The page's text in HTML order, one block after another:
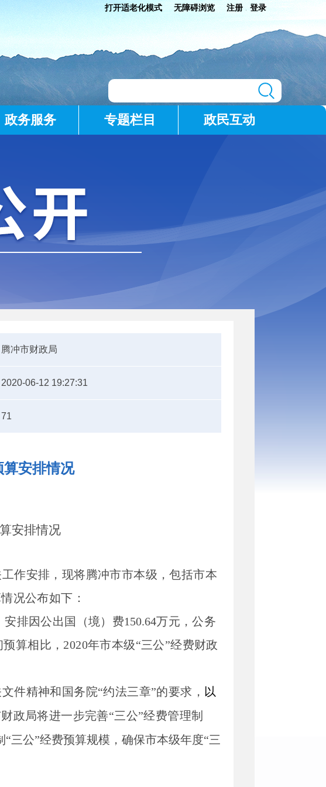
打开适老化模式 无障碍浏览 注册 登录
政务服务 专题栏目 政民互动
腾冲市财政局
2020-06-12 19:27:31
71
算安排情况
安排情况
作安排，现将腾冲市市本级，包括市本
况公布如下：
安排因公出国（境）费150.64万元，公务
算相比， 2020年市本级“三公”经费财政
件精神和国务院“约法三章”的要求， 以
政局将进一步完善“三公”经费管理制
三公”经费预算规模，确保市本级年度“三